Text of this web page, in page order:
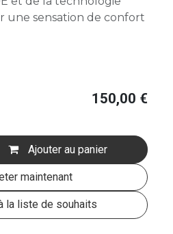
une sensation de confort
Ajouter au panier
maintenant
la liste de souhaits
150,00 €